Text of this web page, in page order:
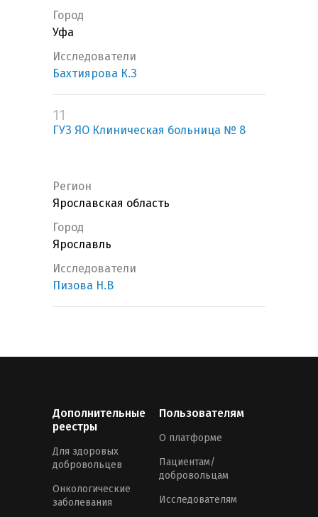
Город
Уфа
Исследователи
Бахтиярова К.З
11
ГУЗ ЯО Клиническая больница № 8
Регион
Ярославская область
Город
Ярославль
Исследователи
Пизова Н.В
Дополнительные
реестры
Для здоровых
добровольцев
Онкологические
заболевания
Пользователям
О платформе
Пациентам/
добровольцам
Исследователям